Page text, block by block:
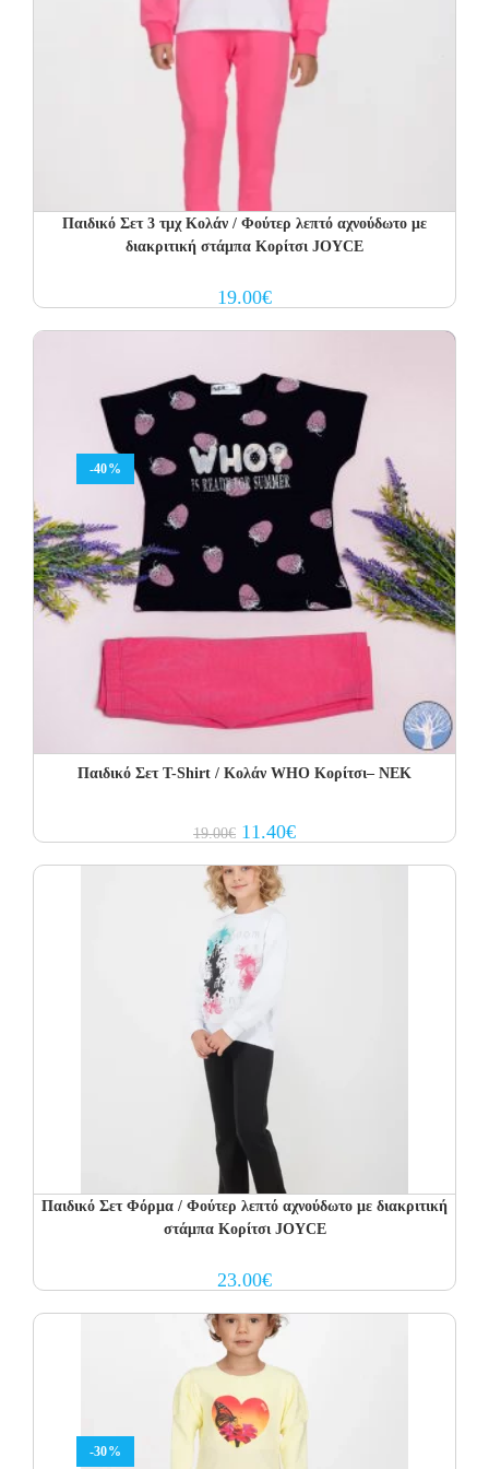
Παιδικό Σετ 3 τμχ Κολάν / Φούτερ λεπτό αχνούδωτο με
διακριτική στάμπα Κορίτσι JOYCE
19.00€
-40%
Παιδικό Σετ Τ-Shirt / Κολάν WHO Κορίτσι– NEK
19.00€ Original
price
19.00€.
11.40€Current
price
Παιδικό Σετ Φόρμα / Φούτερ λεπτό αχνούδωτο με διακριτική
στάμπα Κορίτσι JOYCE
23.00€
-30%